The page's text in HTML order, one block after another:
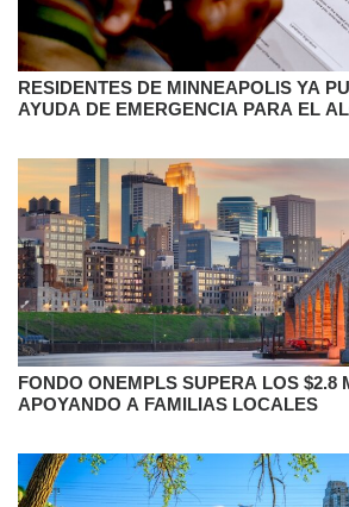
RESIDENTES DE MINNEAPOLIS YA
AYUDA DE EMERGENCIA PARA EL
FONDO ONEMPLS SUPERA LOS $2.8
APOYANDO A FAMILIAS LOCALES